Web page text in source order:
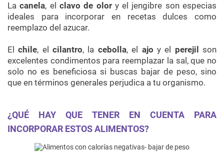
Lacanela, el clavo de olory el jengibre son especias
ideales para incorporar en recetas dulces como
reemplazo del azucar.
Elchile, elcilantro, la cebolla, el ajo y el perejilson
excelentes condimentos para reemplazar la sal, que no
solo no es beneficiosa si buscas bajar de peso, sino
que en términos generales perjudica a tu organismo.
¿QUÉ HAY QUE TENER EN CUENTA PARA
INCORPORAR ESTOS ALIMENTOS?